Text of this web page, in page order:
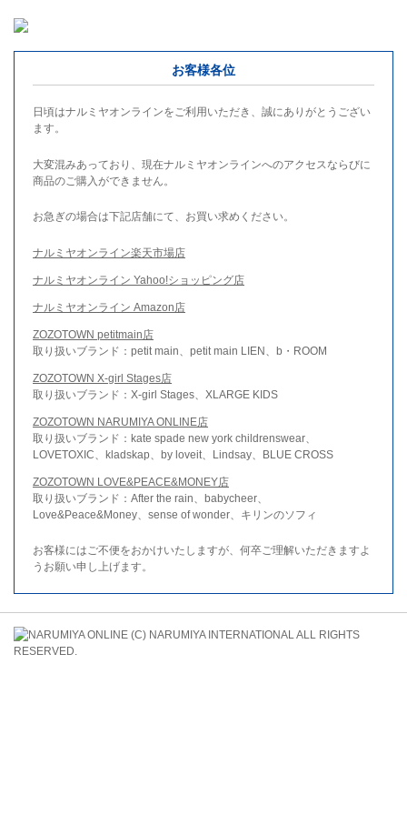
お客様各位
日頃はナルミヤオンラインをご利用いただき、誠にありがとうござい
ます。
大変混みあっており、現在ナルミヤオンラインへのアクセスならびに
商品のご購入ができません。
お急ぎの場合は下記店舗にて、お買い求めください。
ナルミヤオンライン楽天市場店
ナルミヤオンライン Yahoo!ショッピング店
ナルミヤオンライン Amazon店
ZOZOTOWN petitmain店
取り扱いブランド：petit main、petit main LIEN、b・ROOM
ZOZOTOWN X-girl Stages店
取り扱いブランド：X-girl Stages、XLARGE KIDS
ZOZOTOWN NARUMIYA ONLINE店
取り扱いブランド：kate spade new york childrenswear、
LOVETOXIC、kladskap、by loveit、Lindsay、BLUE CROSS
ZOZOTOWN LOVE&PEACE&MONEY店
取り扱いブランド：After the rain、babycheer、
Love&Peace&Money、sense of wonder、キリンのソフィ
お客様にはご不便をおかけいたしますが、何卒ご理解いただきますよ
うお願い申し上げます。